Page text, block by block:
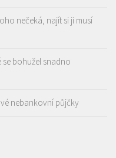
nečeká, najít si ji musí
se bohužel snadno
nebankovní půjčky